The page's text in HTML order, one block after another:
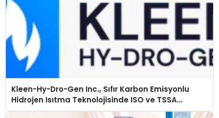
Kleen-Hy-Dro-Gen Inc., Sıfır Karbon Emisyonlu
Hidrojen Isıtma Teknolojisinde ISO ve TSSA
Düzenleyici Onaylarını Aldı